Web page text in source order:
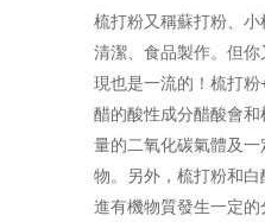
梳打粉又稱蘇打粉、
清潔、食品製作。但
現也是一流的！梳打粉
醋的酸性成分醋酸會
量的二氧化碳氣體及
物。另外，梳打粉和
進有機物質發生一定的